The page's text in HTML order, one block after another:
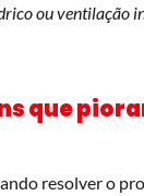
ou ventilação
que
resolver o